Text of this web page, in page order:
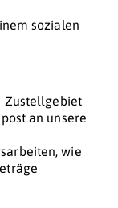
sozialen
Zustellgebiet
an unsere
wie